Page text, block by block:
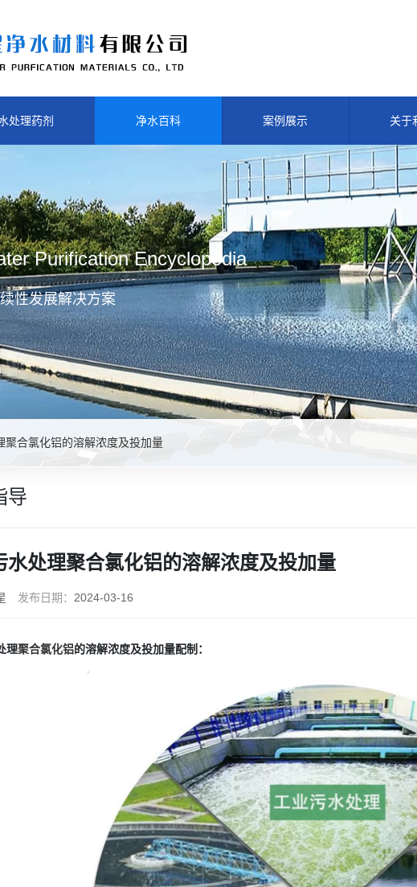
处理药剂 净水百科 案例展示 关于
Purification Encyclopedia
性发展解决方案
聚合氯化铝的溶解浓度及投加量
导
水处理聚合氯化铝的溶解浓度及投加量
发布日期： 2024-03-16
理聚合氯化铝的溶解浓度及投加量配制：